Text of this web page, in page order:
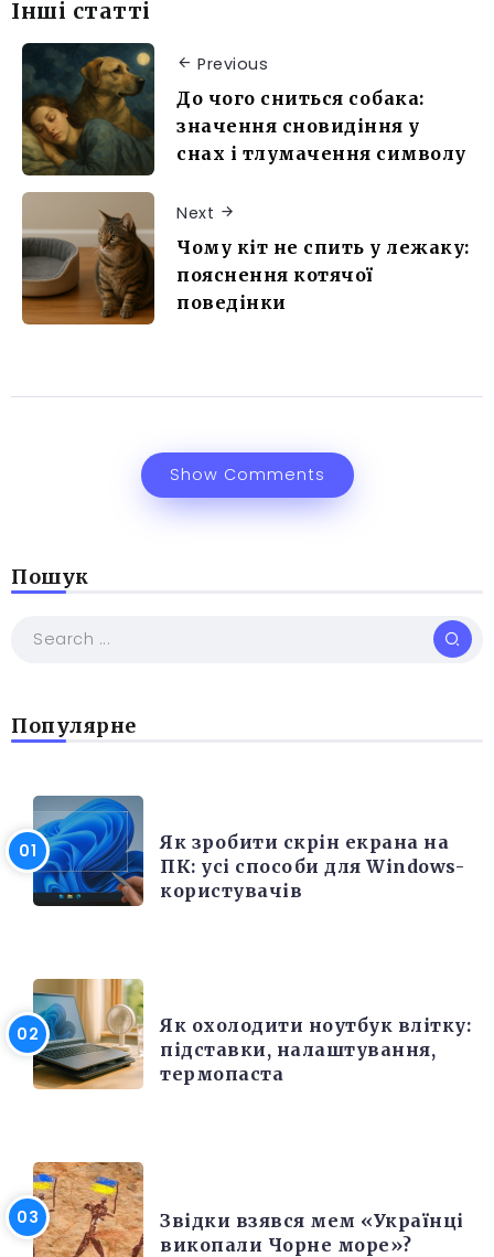
Інші статті
Previous
До чого сниться собака:
значення сновидіння у
снах і тлумачення символу
Next
Чому кіт не спить у лежаку:
пояснення котячої
поведінки
Show Comments
Пошук
Популярне
Як зробити скрін екрана на
ПК: усі способи для Windows-
користувачів
Як охолодити ноутбук влітку:
підставки, налаштування,
термопаста
Звідки взявся мем «Українці
викопали Чорне море»?